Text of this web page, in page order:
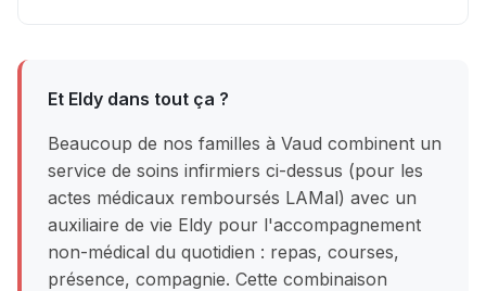
Et Eldy dans tout ça ?
Beaucoup de nos familles à Vaud combinent un
service de soins infirmiers ci-dessus (pour les
actes médicaux remboursés LAMal) avec un
auxiliaire de vie Eldy pour l'accompagnement
non-médical du quotidien : repas, courses,
présence, compagnie. Cette combinaison